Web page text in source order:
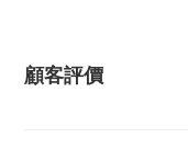
顧客評價